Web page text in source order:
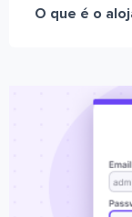
O que é o